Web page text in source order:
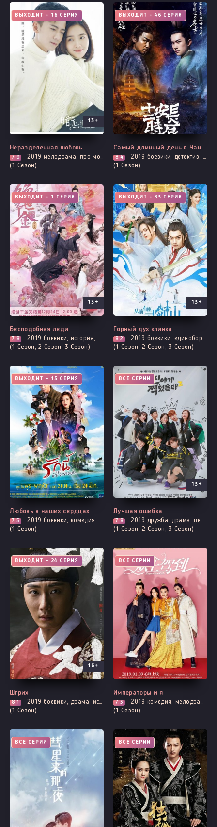
ВЫХОДИТ - 16 СЕРИЯ
13+
Неразделенная любовь
7.9 2019 мелодрама, про молодость и любовь, повседневность, романтика
(1 Сезон)
ВЫХОДИТ - 46 СЕРИЯ
Самый длинный день в Чанъане
8.4 2019 боевики, детектив, история, борьба за власть, политика, триллер
(1 Сезон)
ВЫХОДИТ - 1 СЕРИЯ
13+
Бесподобная леди
7.8 2019 боевики, история, комедия, мелодрама, романтика, фэнтези
(1 Сезон, 2 Сезон, 3 Сезон)
ВЫХОДИТ - 33 СЕРИЯ
13+
Горный дух клинка
8.2 2019 боевики, единоборства, комедия, мелодрама, броманс, романтика, сянься, фэнтези
(1 Сезон, 2 Сезон, 3 Сезон)
ВЫХОДИТ - 15 СЕРИЯ
Любовь в наших сердцах
7.5 2019 боевики, комедия, криминал, адаптация новел, романтика
(1 Сезон)
ВСЕ СЕРИИ
13+
Лучшая ошибка
7.8 2019 дружба, драма, первая любовь, комедия, мелодрама, про молодость и любовь, романтика, про школу и школьников
(1 Сезон, 2 Сезон, 3 Сезон)
ВЫХОДИТ - 24 СЕРИЯ
16+
Штрих
8.1 2019 боевики, драма, история, приключения, борьба за власть, броманс, политика
(1 Сезон)
ВСЕ СЕРИИ
Императоры и я
7.3 2019 комедия, мелодрама, приключения, романтика, фэнтези
(1 Сезон)
ВСЕ СЕРИИ ВСЕ СЕРИИ